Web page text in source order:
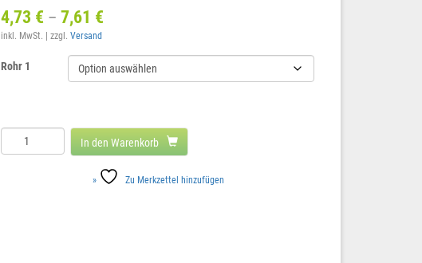
4,73 € –7,61 €
inkl. MwSt. zzgl.Versand
Rohr 1
Winkelschelle
4-
In den Warenkorb
Zu Merkzettel hinzufügen